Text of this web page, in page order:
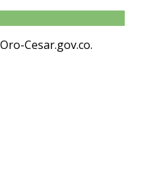
Cesar.gov.co.